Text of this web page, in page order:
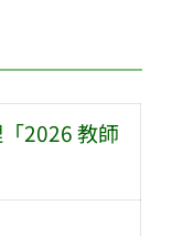
2026 教師